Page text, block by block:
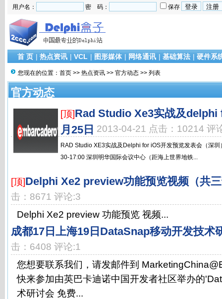
用户名： 密 码： 保存
首 页 | 热点资讯 | VCL | 图形媒体 | 网络通讯 | 基础算法 | 硬件系
您现在的位置： 首页 >> 热点资讯 >> 官方动态 >> 列表
官方动态
[顶]Rad Studio Xe3实战及delphi
月25日 2013-04-21 点击：10214 评
RAD Studio XE3实战及Delphi for iOS开发预览发表会（深
30-17:00 深圳明华国际会议中心（距海上世界地铁...
[顶]Delphi Xe2 preview功能预览视频（共
击：8671 评论:3
Delphi Xe2 preview 功能预览 视频...
成都17日上海19日DataSnap移动开发技术
击：6408 评论:1
您想要联系我们，请发邮件到
快来参加由英巴卡迪诺中国开发者社区举办的
术研讨会 免费...